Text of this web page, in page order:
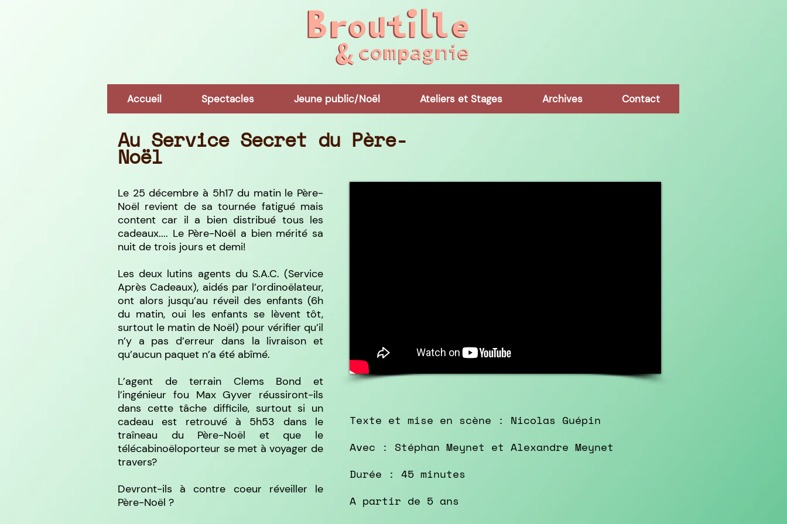
Accueil Spectacles Jeune public/Noël Ateliers et Stages Archives Contact
Au Service Secret du Père-
Noël
Le 25 décembre à 5h17 du matin le Père-
Noël revient de sa tournée fatigué mais
content car il a bien distribué tous les
cadeaux.... Le Père-Noël a bien mérité sa
nuit de trois jours et demi!
Les deux lutins agents du S.A.C. (Service
Après Cadeaux), aidés par l’ordinoëlateur,
ont alors jusqu’au réveil des enfants (6h
du matin, oui les enfants se lèvent tôt,
surtout le matin de Noël) pour vérifier qu’il
n’y a pas d’erreur dans la livraison et
qu’aucun paquet n’a été abîmé.
L’agent de terrain Clems Bond et
l’ingénieur fou Max Gyver réussiront-ils
dans cette tâche difficile, surtout si un
cadeau est retrouvé à 5h53 dans le
traîneau du Père-Noël et que le
télécabinoëloporteur se met à voyager de
travers?
Devront-ils à contre coeur réveiller le
Père-Noël ?
Texte et mise en scène : Nicolas Guépin
Avec : Stéphan Meynet et Alexandre Meynet
Durée : 45 minutes
A partir de 5 ans